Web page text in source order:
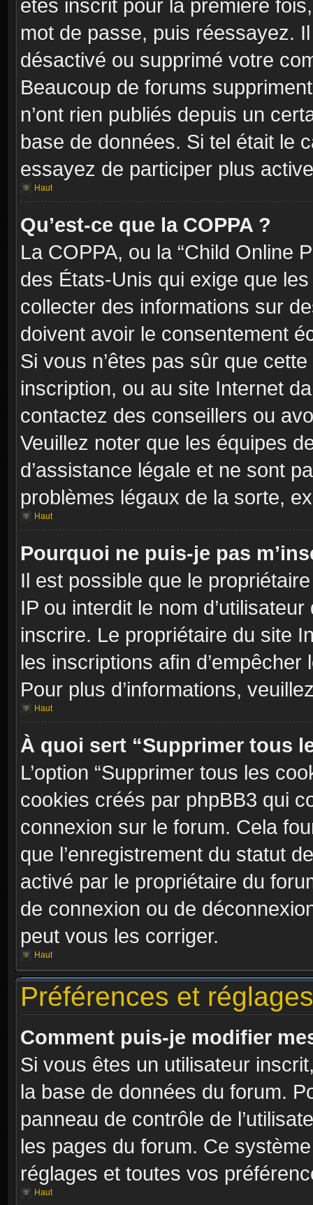
êtes inscrit pour la première
mot de passe, puis réessayez.
désactivé ou supprimé votre
Beaucoup de forums
n’ont rien publiés depuis un
base de données. Si tel était le
essayez de participer plus
Haut
Qu’est-ce que la COPPA ?
La COPPA, ou la “Child Online
des États-Unis qui exige que
collecter des informations sur
doivent avoir le consentement
Si vous n’êtes pas sûr que
inscription, ou au site Internet
contactez des conseillers ou
Veuillez noter que les équipes
d’assistance légale et ne sont
problèmes légaux de la sorte,
Haut
Pourquoi ne puis-je pas
Il est possible que le
IP ou interdit le nom
inscrire. Le propriétaire du site
les inscriptions afin
Pour plus d’informations,
Haut
À quoi sert “Supprimer tous
L’option “Supprimer tous les
cookies créés par phpBB3 qui
connexion sur le forum. Cela
que l’enregistrement du statut
activé par le propriétaire du
de connexion ou de
peut vous les corriger.
Haut
Préférences et
Comment puis-je modifier
Si vous êtes un utilisateur
la base de données du forum.
panneau de contrôle de
les pages du forum. Ce
réglages et toutes vos
Haut